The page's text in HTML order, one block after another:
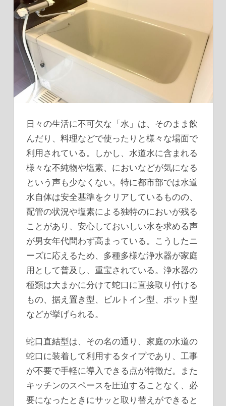
日々の生活に不可欠な「水」は、そのまま飲
んだり、料理などで使ったりと様々な場面で
利用されている。
しかし、水道水に含まれる
様々な不純物や塩素、においなどが気になる
という声も少なくない。特に都市部では水道
水自体は安全基準をクリアしているものの、
配管の状況や塩素による独特のにおいが残る
ことがあり、安心しておいしい水を求める声
が男女年代問わず高まっている。こうしたニ
ーズに応えるため、多種多様な浄水器が家庭
用として普及し、重宝されている。浄水器の
種類は大まかに分けて蛇口に直接取り付ける
もの、据え置き型、ビルトイン型、ポット型
などが挙げられる。
蛇口直結型は、その名の通り、家庭の水道の
蛇口に装着して利用するタイプであり、工事
が不要で手軽に導入できる点が特徴だ。また
キッチンのスペースを圧迫することなく、必
要になったときにサッと取り替えができると